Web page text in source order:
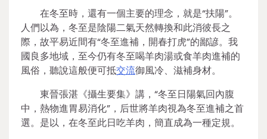
在冬至時，還有一個主要的理念，就是“扶陽”。
人們以為，冬至是陰陽二氣天然轉換和此消彼長之
際，故平易近間有“冬至進補，開春打虎”的鄙諺。我
國良多地域，至今仍有冬至喝羊肉湯或食羊肉進補的
風俗，聽說這般便可抵交流御風冷、滋補身材。
東晉張湛《攝生要集》講，“冬至日陽氣回內腹
中，熱物進胃易消化”，后世將羊肉視為冬至進補之首
選。是以，在冬至此日吃羊肉，簡直成為一種定規。